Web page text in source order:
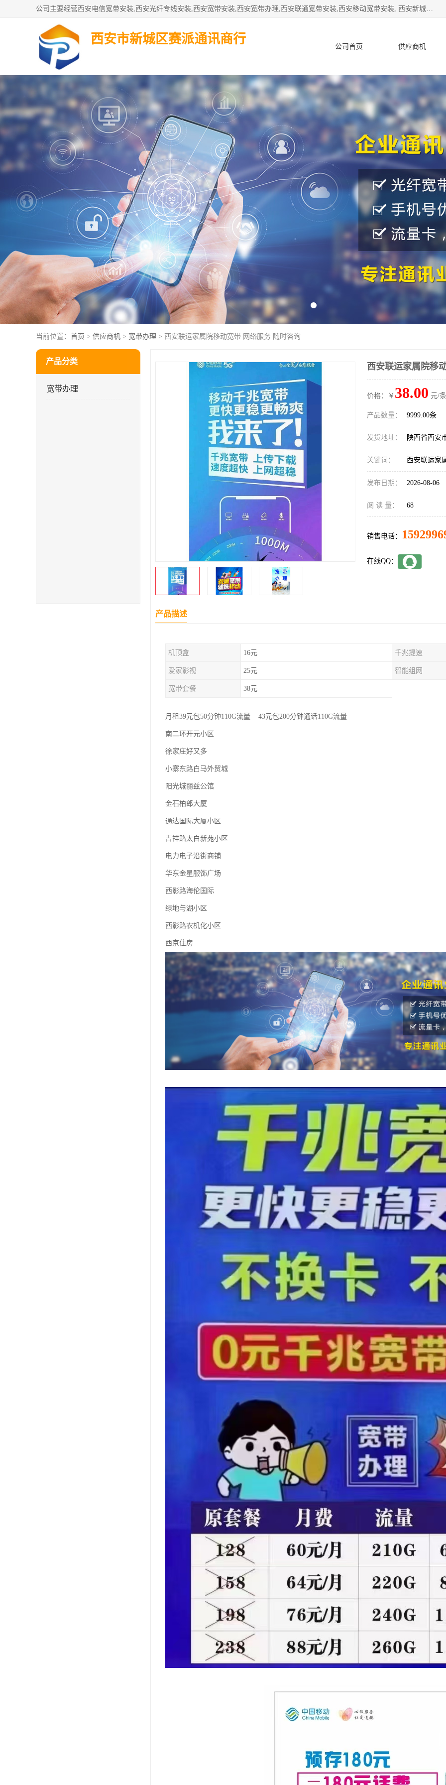
公司主要经营西安电信宽带安装,西安光纤专线安装,西安宽带安装,西安宽带办理,西安联通宽带安装,西安移动宽带安装, 西安新城赛派通讯商行从事西安地区的联通，移动，电信宽带安装，光纤专线安装，宽带办理等业务
西安市新城区赛派通讯商行
公司首页 供应商机
产品知识 客户案例
当前位置： 首页 > 供应商机 > 宽带办理 > 西安联运家属院移动宽带 网络服务 随时咨询
产品分类
宽带办理
西安联运家属院移
价格：￥ 38.00 元/
产品数量： 9999.00条
发货地址： 陕西省西安
关键词： 西安联运家
发布日期： 2026-08-06
阅 读 量： 68
销售电话：
在线QQ：
产品描述
机顶盒 16元 千兆提速
爱家影视 25元 智能组网
宽带套餐 38元
月租39元包50分钟110G流量 43元包200分钟通话110G流量
南二环开元小区
徐家庄好又多
小寨东路白马外贸城
阳光城丽兹公馆
金石柏郎大厦
通达国际大厦小区
吉祥路太白新苑小区
电力电子沿街商铺
华东金星服饰广场
西影路海伦国际
绿地与湖小区
西影路农机化小区
西京住房